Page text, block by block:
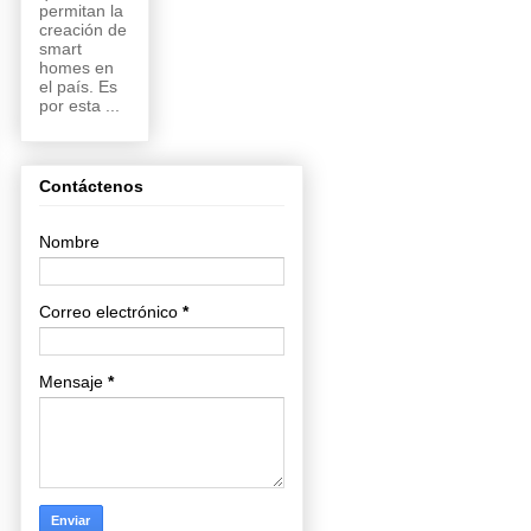
permitan la
creación de
smart
homes en
el país. Es
por esta ...
Contáctenos
Nombre
Correo electrónico *
Mensaje *